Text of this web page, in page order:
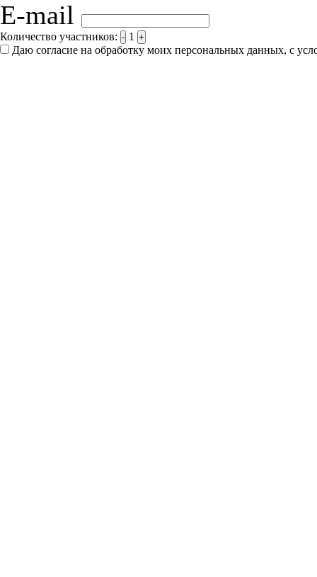
E-mail
Количество участников: - 1 +
Даю согласие на обработку моих персональных данных, с